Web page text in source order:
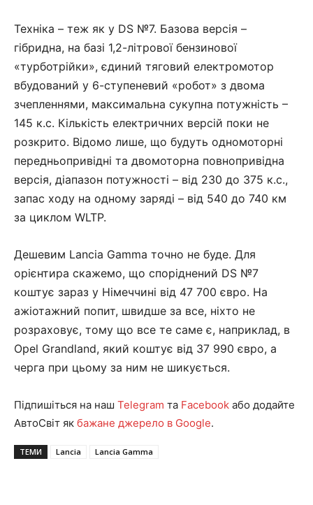
Техніка – теж як у DS №7. Базова версія –
гібридна, на базі 1,2-літрової бензинової
«турботрійки», єдиний тяговий електромотор
вбудований у 6-ступеневий «робот» з двома
зчепленнями, максимальна сукупна потужність –
145 к.с. Кількість електричних версій поки не
розкрито. Відомо лише, що будуть одномоторні
передньопривідні та двомоторна повнопривідна
версія, діапазон потужності – від 230 до 375 к.с.,
запас ходу на одному заряді – від 540 до 740 км
за циклом WLTP.
Дешевим Lancia Gamma точно не буде. Для
орієнтира скажемо, що споріднений DS №7
коштує зараз у Німеччині від 47 700 євро. На
ажіотажний попит, швидше за все, ніхто не
розраховує, тому що все те саме є, наприклад, в
Opel Grandland, який коштує від 37 990 євро, а
черга при цьому за ним не шикується.
Підпишіться на наш Telegram та Facebook або додайте
АвтоСвіт як бажане джерело в Google.
ТЕМИ Lancia Lancia Gamma